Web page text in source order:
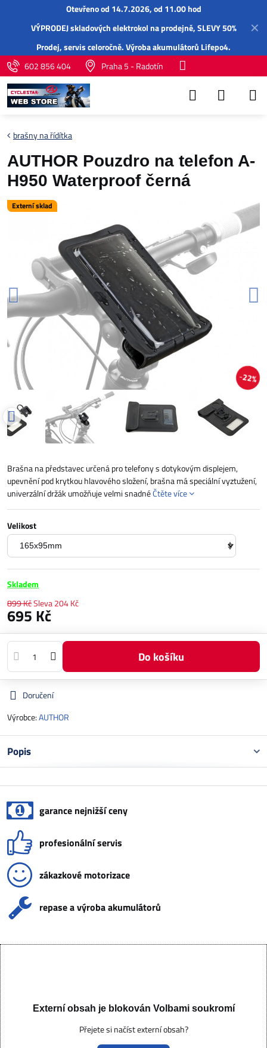
✕
Otevřeno od 14.7.2026, od 11.00 hod
VÝPRODEJ skladových elektrokol na prodejně, SLEVY 50%
Prodej,servisceloročně.Výroba akumulátorů Lifepo4.
602 856 404
Praha 5 - Radotín
Externí sklad
22%
brašny na řídítka
AUTHOR Pouzdro na telefon A-
H950 Waterproof černá
Brašna na představec určená pro telefony s dotykovým displejem,
upevnění pod krytkou hlavového složení, brašna má speciální vyztužení,
univerzální držák umožňuje velmi snadnéČtěte více
Velikost
Skladem
899 KčSleva204 Kč
695 Kč
Do košíku
Doručení
Výrobce:AUTHOR
Popis
garance nejnižší ceny
profesionální servis
zákazkové motorizace
repase a výroba akumulátorů
Externí obsah je blokován Volbami soukromí
Přejete si načíst externí obsah?